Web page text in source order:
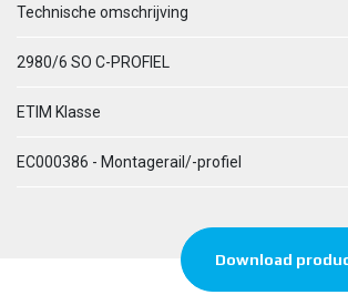
Technische omschrijving
2980/6 SO C-PROFIEL
ETIM Klasse
EC000386 - Montagerail/-profiel
Download